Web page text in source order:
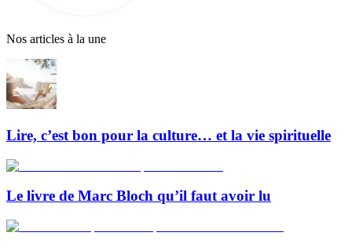
Nos articles à la une
Lire, c’est bon pour la culture… et la vie spirituelle
Le livre de Marc Bloch qu’il faut avoir lu